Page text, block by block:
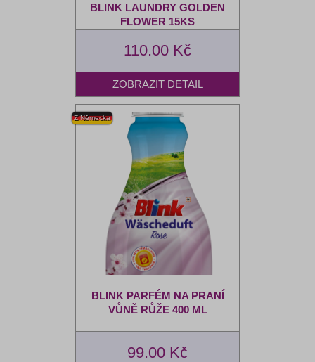
BLINK LAUNDRY GOLDEN
FLOWER 15KS
110.00 Kč
BLINK PARFÉM NA PRANÍ
VŮNĚ RŮŽE 400 ML
99.00 Kč